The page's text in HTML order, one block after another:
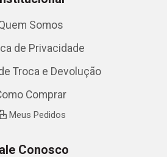
Somos
de Privacidade
Troca e Devolução
Comprar
Meus Pedidos
Conosco